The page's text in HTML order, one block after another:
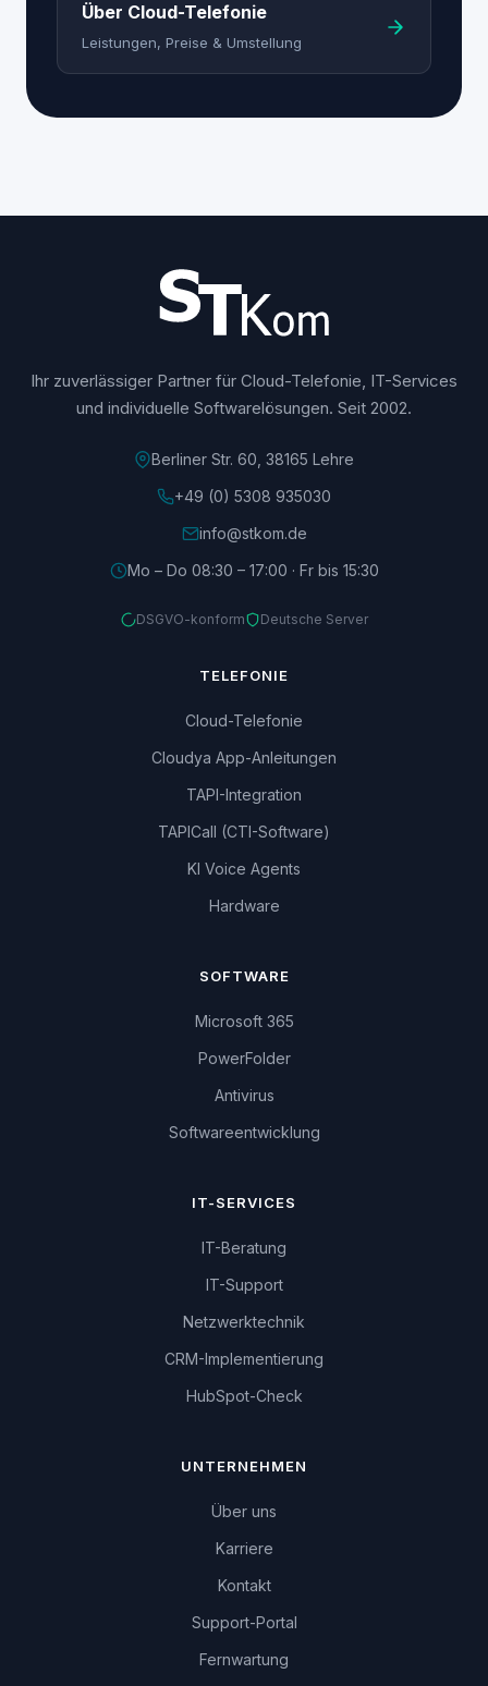
Über Cloud-Telefonie
Leistungen, Preise & Umstellung
Ihr zuverlässiger Partner für Cloud-Telefonie, IT-Services
und individuelle Softwarelösungen. Seit 2002.
Berliner Str. 60, 38165 Lehre
+49 (0) 5308 935030
info@stkom.de
Mo – Do 08:30 – 17:00 · Fr bis 15:30
DSGVO-konform Deutsche Server
TELEFONIE
Cloud-Telefonie
Cloudya App-Anleitungen
TAPI-Integration
TAPICall (CTI-Software)
KI Voice Agents
Hardware
SOFTWARE
Microsoft 365
PowerFolder
Antivirus
Softwareentwicklung
IT-SERVICES
IT-Beratung
IT-Support
Netzwerktechnik
CRM-Implementierung
HubSpot-Check
UNTERNEHMEN
Über uns
Karriere
Kontakt
Support-Portal
Fernwartung